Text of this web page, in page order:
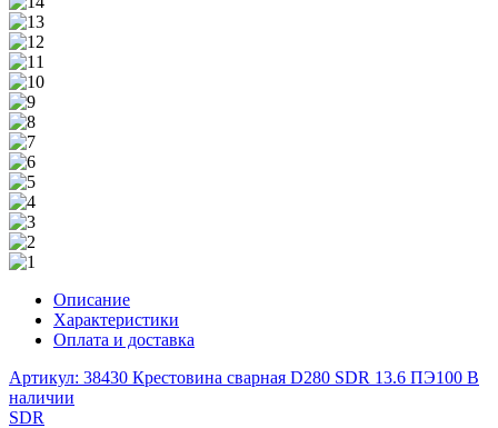
Описание
Характеристики
Оплата и доставка
Артикул: 38430 Крестовина сварная D280 SDR 13.6 ПЭ100 В
наличии
SDR